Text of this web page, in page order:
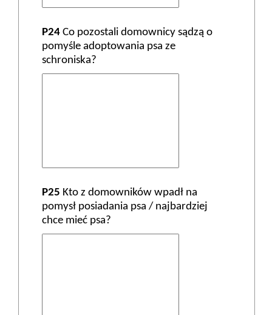
P24 Co pozostali domownicy sądzą o
pomyśle adoptowania psa ze
schroniska?
P25 Kto z domowników wpadł na
pomysł posiadania psa / najbardziej
chce mieć psa?